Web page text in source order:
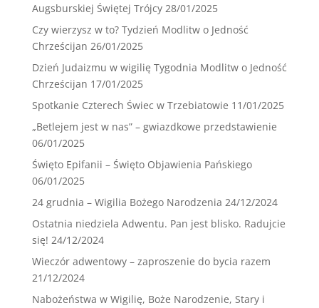
Augsburskiej Świętej Trójcy 28/01/2025
Czy wierzysz w to? Tydzień Modlitw o Jedność
Chrześcijan 26/01/2025
Dzień Judaizmu w wigilię Tygodnia Modlitw o Jedność
Chrześcijan 17/01/2025
Spotkanie Czterech Świec w Trzebiatowie 11/01/2025
„Betlejem jest w nas” – gwiazdkowe przedstawienie
06/01/2025
Święto Epifanii – Święto Objawienia Pańskiego
06/01/2025
24 grudnia – Wigilia Bożego Narodzenia 24/12/2024
Ostatnia niedziela Adwentu. Pan jest blisko. Radujcie
się! 24/12/2024
Wieczór adwentowy – zaproszenie do bycia razem
21/12/2024
Nabożeństwa w Wigilię, Boże Narodzenie, Stary i